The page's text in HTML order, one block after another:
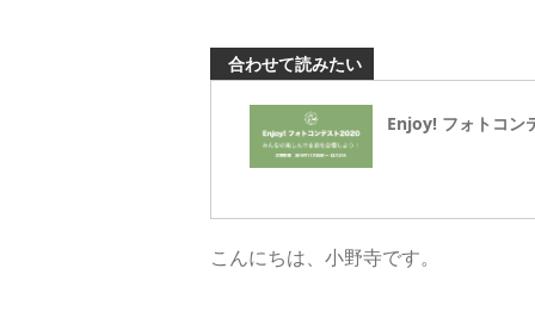
合わせて読みたい
Enjoy! フォトコン
こんにちは、小野寺です。